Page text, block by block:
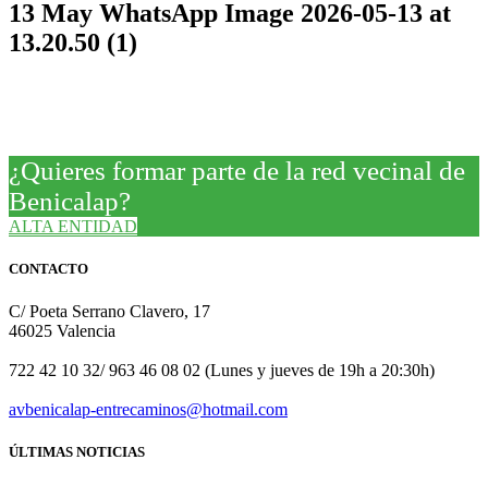
13 May WhatsApp Image 2026-05-13 at
13.20.50 (1)
¿Quieres formar parte de la red vecinal de
Benicalap?
ALTA ENTIDAD
CONTACTO
C/ Poeta Serrano Clavero, 17
46025 Valencia
722 42 10 32/ 963 46 08 02 (Lunes y jueves de 19h a 20:30h)
avbenicalap-entrecaminos@hotmail.com
ÚLTIMAS NOTICIAS